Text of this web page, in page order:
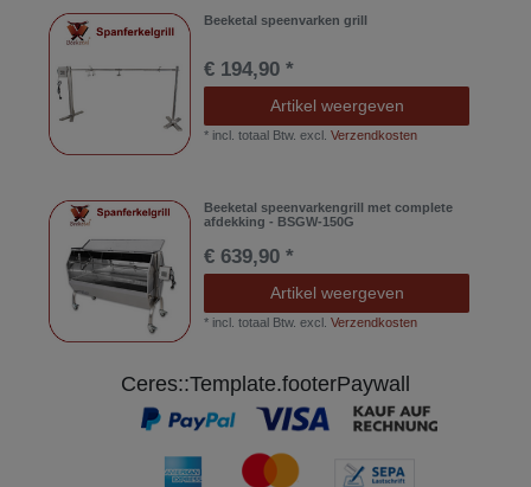
Beeketal speenvarken grill
€ 194,90 *
Artikel weergeven
* incl. totaal Btw. excl.Verzendkosten
Beeketal speenvarkengrill met complete
afdekking - BSGW-150G
€ 639,90 *
Artikel weergeven
* incl. totaal Btw. excl.Verzendkosten
Ceres::Template.footerPaywall